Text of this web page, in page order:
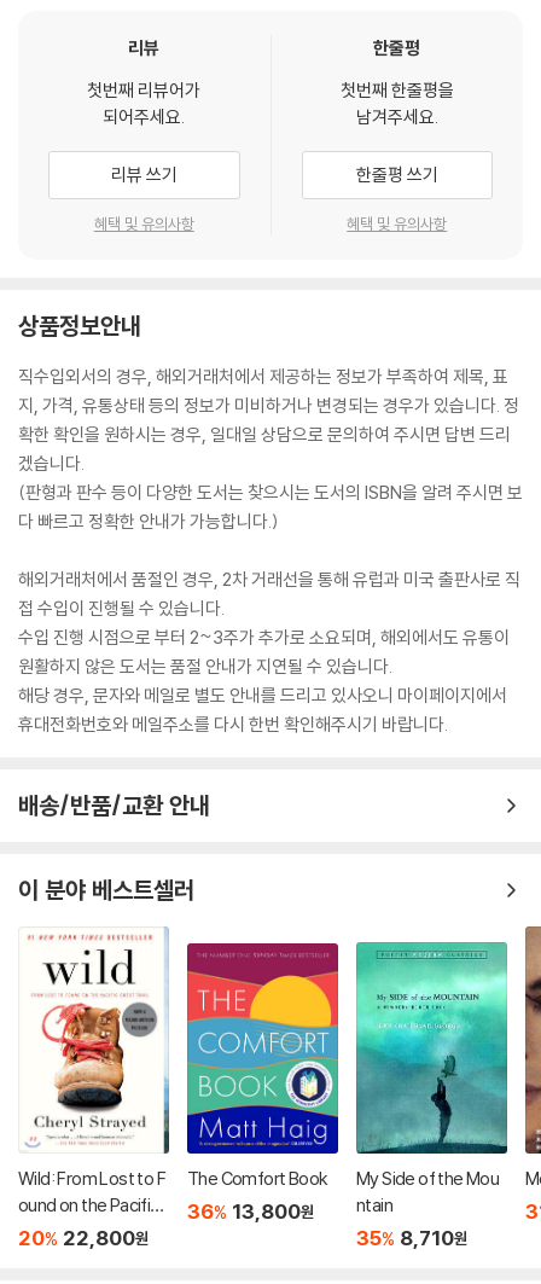
리뷰
첫번째 리뷰어가
되어주세요.
리뷰 쓰기
혜택 및 유의사항
한줄평
첫번째 한줄평을
남겨주세요.
한줄평 쓰기
혜택 및 유의사항
상품정보안내
직수입외서의 경우, 해외거래처에서 제공하는 정보가 부족하여 제목, 표
지, 가격, 유통상태 등의 정보가 미비하거나 변경되는 경우가 있습니다. 정
확한 확인을 원하시는 경우, 일대일 상담으로 문의하여 주시면 답변 드리
겠습니다.
(판형과 판수 등이 다양한 도서는 찾으시는 도서의 ISBN을 알려 주시면 보
다 빠르고 정확한 안내가 가능합니다.)
해외거래처에서 품절인 경우, 2차 거래선을 통해 유럽과 미국 출판사로 직
접 수입이 진행될 수 있습니다.
수입 진행 시점으로 부터 2~3주가 추가로 소요되며, 해외에서도 유통이
원활하지 않은 도서는 품절 안내가 지연될 수 있습니다.
해당 경우, 문자와 메일로 별도 안내를 드리고 있사오니 마이페이지에서
휴대전화번호와 메일주소를 다시 한번 확인해주시기 바랍니다.
배송/반품/교환 안내
이 분야 베스트셀러
Wild: From Lost to F
ound on the Pacific
Crest Trail
20% 22,800원
The Comfort Book
36% 13,800원
My Side of the Mou
ntain
35% 8,710원